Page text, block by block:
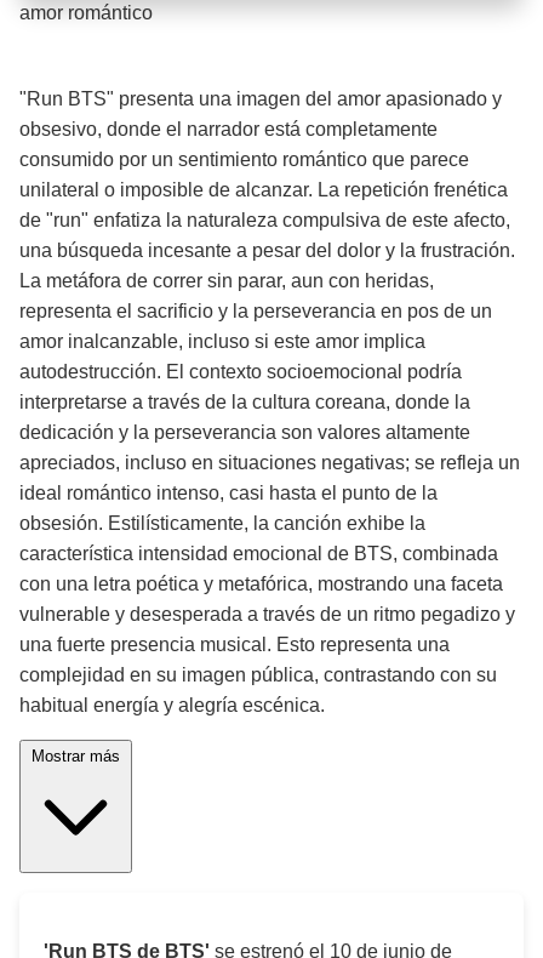
Barra de progreso de la reproducción
amor romántico
"Run BTS" presenta una imagen del amor apasionado y
obsesivo, donde el narrador está completamente
consumido por un sentimiento romántico que parece
unilateral o imposible de alcanzar. La repetición frenética
de "run" enfatiza la naturaleza compulsiva de este afecto,
una búsqueda incesante a pesar del dolor y la frustración.
La metáfora de correr sin parar, aun con heridas,
representa el sacrificio y la perseverancia en pos de un
amor inalcanzable, incluso si este amor implica
autodestrucción. El contexto socioemocional podría
interpretarse a través de la cultura coreana, donde la
dedicación y la perseverancia son valores altamente
apreciados, incluso en situaciones negativas; se refleja un
ideal romántico intenso, casi hasta el punto de la
obsesión. Estilísticamente, la canción exhibe la
característica intensidad emocional de BTS, combinada
con una letra poética y metafórica, mostrando una faceta
vulnerable y desesperada a través de un ritmo pegadizo y
una fuerte presencia musical. Esto representa una
complejidad en su imagen pública, contrastando con su
habitual energía y alegría escénica.
'Run BTS de BTS' se estrenó el 10 de junio de